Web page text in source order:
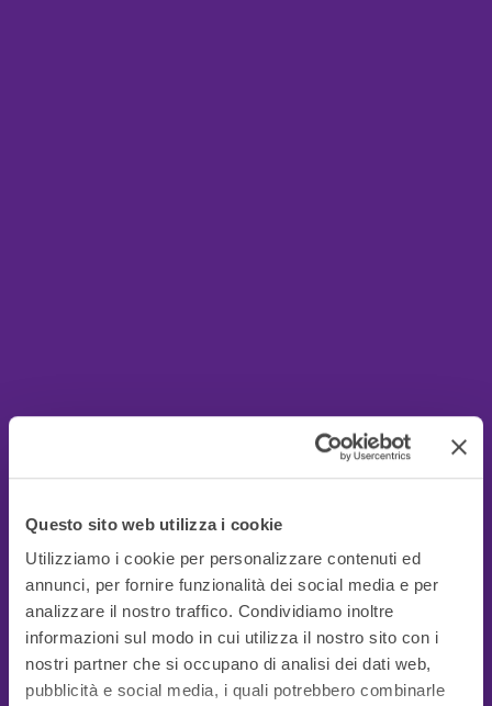
Questo sito web utilizza i cookie
Utilizziamo i cookie per personalizzare contenuti ed
annunci, per fornire funzionalità dei social media e per
analizzare il nostro traffico. Condividiamo inoltre
informazioni sul modo in cui utilizza il nostro sito con i
nostri partner che si occupano di analisi dei dati web,
pubblicità e social media, i quali potrebbero combinarle